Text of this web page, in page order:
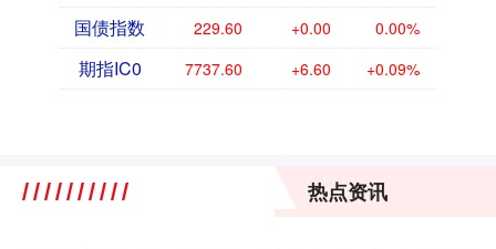
国债指数 229.60 +0.00 0.00%
期指IC0 7737.60 +6.60 +0.09%
热点资讯